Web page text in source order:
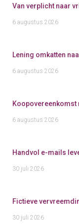
Van verplicht naar
6 augustus 2026
Lening omkatten
6 augustus 2026
Koopovereenkomst
6 augustus 2026
Handvol e-mails
30 juli 2026
Fictieve
30 juli 2026